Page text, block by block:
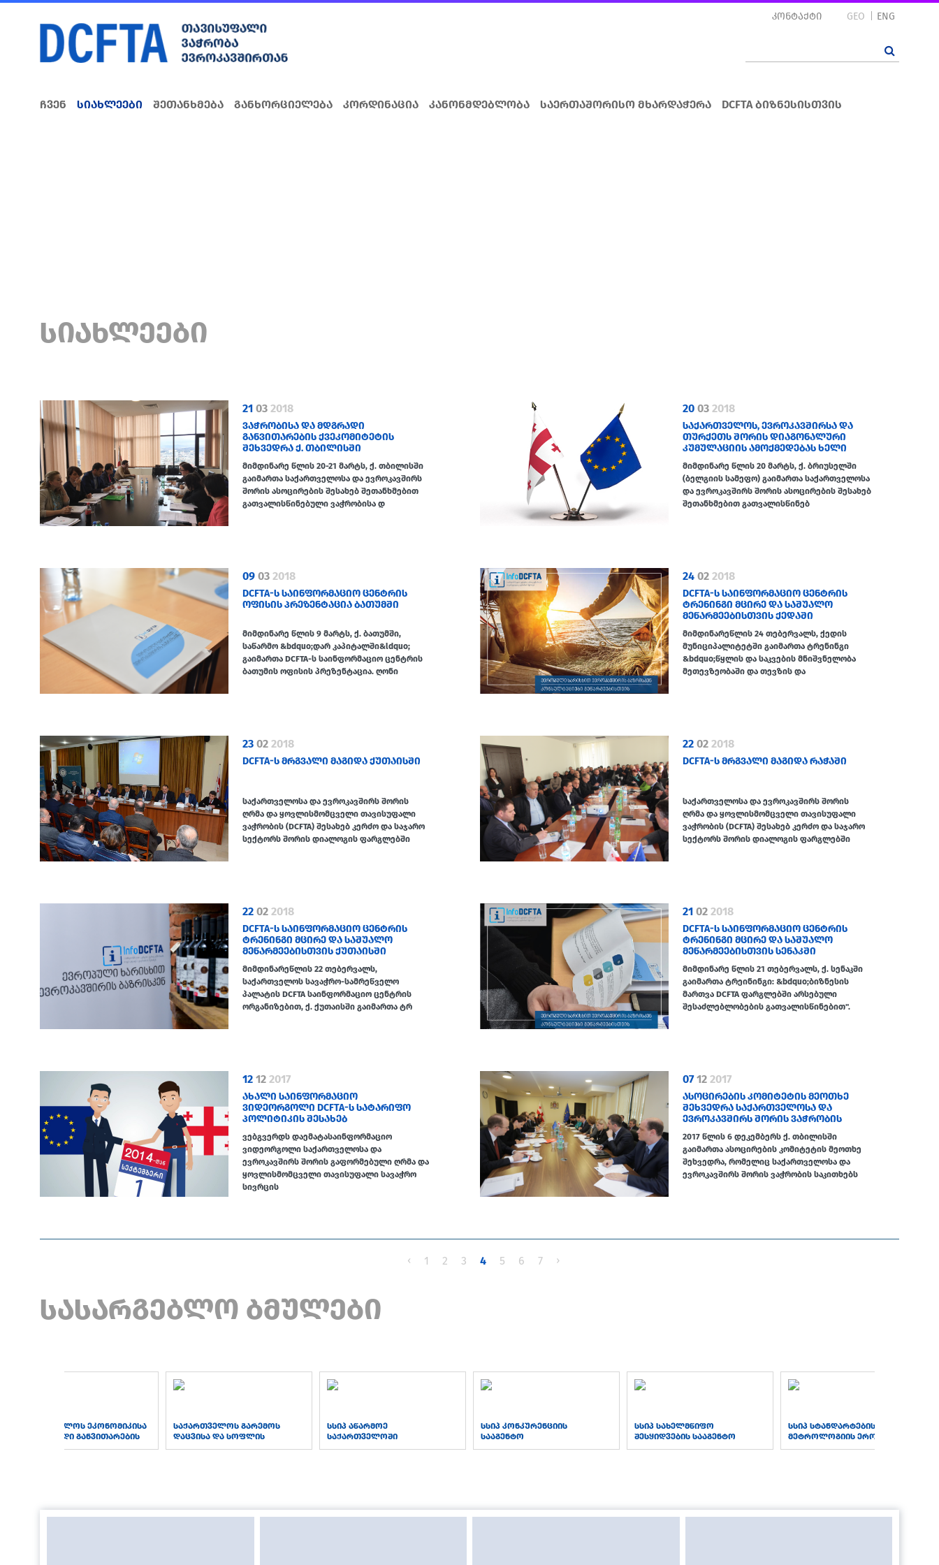
კონტაქტი GEO ENG
ჩვენ სიახლეები შეთანხმება განხორციელება კორდინაცია კანონმდებლობა საერთაშორისო მხარდაჭერა DCFTA ბიზნესისთვის
ᲡᲘᲐᲮᲚᲔᲔᲑᲘ
21 03 2018
ᲕᲐᲭᲠᲝᲑᲘᲡᲐ ᲓᲐ ᲛᲓᲒᲠᲐᲓᲘ
ᲒᲐᲜᲕᲘᲗᲐᲠᲔᲑᲘᲡ ᲥᲕᲔᲙᲝᲛᲘᲢᲔᲢᲘᲡ
ᲨᲔᲮᲕᲔᲓᲠᲐ Ქ. ᲗᲑᲘᲚᲘᲡᲨᲘ
მიმდინარე წლის 20-21 მარტს, ქ. თბილისში
გაიმართა საქართველოსა და ევროკავშირს
შორის ასოცირების შესახებ შეთანხმებით
გათვალისწინებული ვაჭრობისა დ
20 03 2018
ᲡᲐᲥᲐᲠᲗᲕᲔᲚᲝᲡ, ᲔᲕᲠᲝᲙᲐᲕᲨᲘᲠᲡᲐ ᲓᲐ
ᲗᲣᲠᲥᲔᲗᲡ ᲨᲝᲠᲘᲡ ᲓᲘᲐᲒᲝᲜᲐᲚᲣᲠᲘ
ᲙᲣᲛᲣᲚᲐᲪᲘᲘᲡ ᲐᲛᲝᲥᲛᲔᲓᲔᲑᲐᲡ ᲮᲔᲚᲘ
მიმდინარე წლის 20 მარტს, ქ. ბრიუსელში
(ბელგიის სამეფო) გაიმართა საქართველოსა
და ევროკავშირს შორის ასოცირების შესახებ
შეთანხმებით გათვალისწინებ
09 03 2018
DCFTA-Ს ᲡᲐᲘᲜᲤᲝᲠᲛᲐᲪᲘᲝ ᲪᲔᲜᲢᲠᲘᲡ
ᲝᲤᲘᲡᲘᲡ ᲞᲠᲔᲖᲔᲜᲢᲐᲪᲘᲐ ᲑᲐᲗᲣᲛᲨᲘ
მიმდინარე წლის 9 მარტს, ქ. ბათუმში,
საწარმო &bdquo;დარ კაპიტალში&ldquo;
გაიმართა DCFTA-ს საინფორმაციო ცენტრის
ბათუმის ოფისის პრეზენტაცია. ღონი
24 02 2018
DCFTA-Ს ᲡᲐᲘᲜᲤᲝᲠᲛᲐᲪᲘᲝ ᲪᲔᲜᲢᲠᲘᲡ
ᲢᲠᲔᲜᲘᲜᲒᲘ ᲛᲪᲘᲠᲔ ᲓᲐ ᲡᲐᲨᲣᲐᲚᲝ
ᲛᲔᲬᲐᲠᲛᲔᲔᲑᲘᲡᲗᲕᲘᲡ ᲥᲔᲓᲐᲨᲘ
მიმდინარეწლის 24 თებერვალს, ქედის
მუნიციპალიტეტში გაიმართა ტრენინგი
&bdquo;წყლის და საკვების მნიშვნელობა
მეთევზეობაში და თევზის და
23 02 2018
DCFTA-Ს ᲛᲠᲒᲕᲐᲚᲘ ᲛᲐᲒᲘᲓᲐ ᲥᲣᲗᲐᲘᲡᲨᲘ
საქართველოსა და ევროკავშირს შორის
ღრმა და ყოვლისმომცველი თავისუფალი
ვაჭრობის (DCFTA) შესახებ კერძო და საჯარო
სექტორს შორის დიალოგის ფარგლებში
22 02 2018
DCFTA-Ს ᲛᲠᲒᲕᲐᲚᲘ ᲛᲐᲒᲘᲓᲐ ᲠᲐᲭᲐᲨᲘ
საქართველოსა და ევროკავშირს შორის
ღრმა და ყოვლისმომცველი თავისუფალი
ვაჭრობის (DCFTA) შესახებ კერძო და საჯარო
სექტორს შორის დიალოგის ფარგლებში
22 02 2018
DCFTA-Ს ᲡᲐᲘᲜᲤᲝᲠᲛᲐᲪᲘᲝ ᲪᲔᲜᲢᲠᲘᲡ
ᲢᲠᲔᲜᲘᲜᲒᲘ ᲛᲪᲘᲠᲔ ᲓᲐ ᲡᲐᲨᲣᲐᲚᲝ
ᲛᲔᲬᲐᲠᲛᲔᲔᲑᲘᲡᲗᲕᲘᲡ ᲥᲣᲗᲐᲘᲡᲨᲘ
მიმდინარეწლის 22 თებერვალს,
საქართველოს სავაჭრო-სამრეწველო
პალატის DCFTA საინფორმაციო ცენტრის
ორგანიზებით, ქ. ქუთაისში გაიმართა ტრ
21 02 2018
DCFTA-Ს ᲡᲐᲘᲜᲤᲝᲠᲛᲐᲪᲘᲝ ᲪᲔᲜᲢᲠᲘᲡ
ᲢᲠᲔᲜᲘᲜᲒᲘ ᲛᲪᲘᲠᲔ ᲓᲐ ᲡᲐᲨᲣᲐᲚᲝ
ᲛᲔᲬᲐᲠᲛᲔᲔᲑᲘᲡᲗᲕᲘᲡ ᲡᲔᲜᲐᲙᲨᲘ
მიმდინარე წლის 21 თებერვალს, ქ. სენაკში
გაიმართა ტრეინინგი: &bdquo;ბიზნესის
მართვა DCFTA ფარგლებში არსებული
შესაძლებლობების გათვალისწინებით".
12 12 2017
ᲐᲮᲐᲚᲘ ᲡᲐᲘᲜᲤᲝᲠᲛᲐᲪᲘᲝ
ᲕᲘᲓᲔᲝᲠᲒᲝᲚᲘ DCFTA-Ს ᲡᲐᲢᲐᲠᲘᲤᲝ
ᲞᲝᲚᲘᲢᲘᲙᲘᲡ ᲨᲔᲡᲐᲮᲔᲑ
ვებგვერდს დაემატასაინფორმაციო
ვიდეორგოლი საქართველოსა და
ევროკავშირს შორის გაფორმებული ღრმა და
ყოვლისმომცველი თავისუფალი სავაჭრო
სივრცის
07 12 2017
ᲐᲡᲝᲪᲘᲠᲔᲑᲘᲡ ᲙᲝᲛᲘᲢᲔᲢᲘᲡ ᲛᲔᲝᲗᲮᲔ
ᲨᲔᲮᲕᲔᲓᲠᲐ ᲡᲐᲥᲐᲠᲗᲕᲔᲚᲝᲡᲐ ᲓᲐ
ᲔᲕᲠᲝᲙᲐᲕᲨᲘᲠᲡ ᲨᲝᲠᲘᲡ ᲕᲐᲭᲠᲝᲑᲘᲡ
2017 წლის 6 დეკემბერს ქ. თბილისში
გაიმართა ასოცირების კომიტეტის მეოთხე
შეხვედრა, რომელიც საქართველოსა და
ევროკავშირს შორის ვაჭრობის საკითხებს
‹ 1 2 3 4 5 6 7 ›
სასარგებლო ბმულები
საქართველოს ეკონომიკისა
და მდგრადი განვითარების
სამინისტრო
საქართველოს გარემოს
დაცვისა და სოფლის
მეურნეობის სამინისტრო
სსიპ აწარმოე
საქართველოში
სსიპ კონკურენციის
სააგენტო
სსიპ სახელმწიფო
შესყიდვების სააგენტო
სსიპ სტანდარტებისა და
მეტროლოგიის ეროვნული
სააგენტო